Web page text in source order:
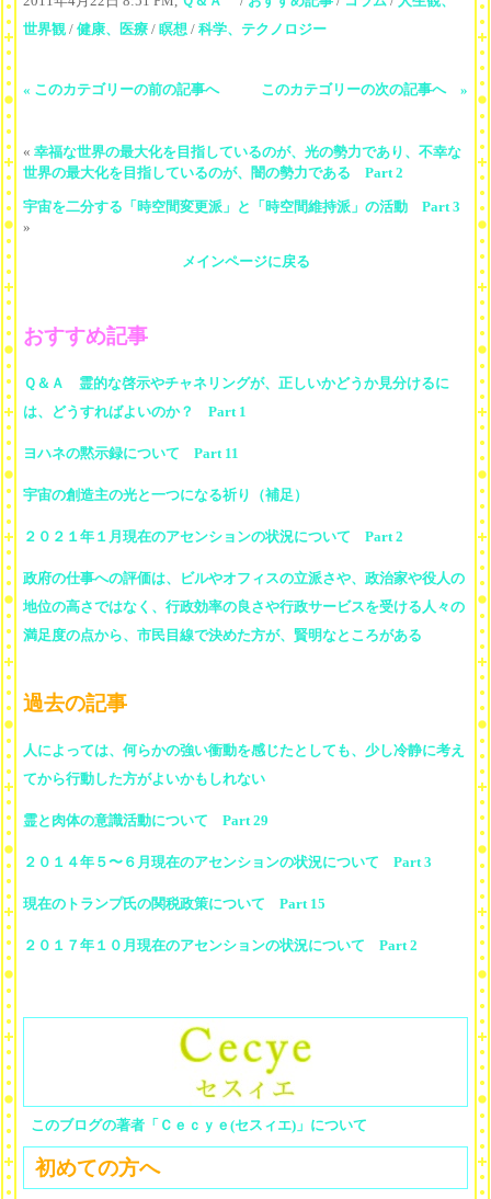
世界観 / 健康、医療 / 瞑想 / 科学、テクノロジー
« このカテゴリーの前の記事へ このカテゴリーの次の記事へ »
« 幸福な世界の最大化を目指しているのが、光の勢力であり、不幸な
世界の最大化を目指しているのが、闇の勢力である Part 2
宇宙を二分する「時空間変更派」と「時空間維持派」の活動 Part 3
»
メインページに戻る
おすすめ記事
Ｑ＆Ａ 霊的な啓示やチャネリングが、正しいかどうか見分けるに
は、どうすればよいのか？ Part 1
ヨハネの黙示録について Part 11
宇宙の創造主の光と一つになる祈り（補足）
２０２１年１月現在のアセンションの状況について Part 2
政府の仕事への評価は、ビルやオフィスの立派さや、政治家や役人の
地位の高さではなく、行政効率の良さや行政サービスを受ける人々の
満足度の点から、市民目線で決めた方が、賢明なところがある
過去の記事
人によっては、何らかの強い衝動を感じたとしても、少し冷静に考え
てから行動した方がよいかもしれない
霊と肉体の意識活動について Part 29
２０１４年５〜６月現在のアセンションの状況について Part 3
現在のトランプ氏の関税政策について Part 15
２０１７年１０月現在のアセンションの状況について Part 2
このブログの著者「Ｃｅｃｙｅ(セスィエ)」について
初めての方へ